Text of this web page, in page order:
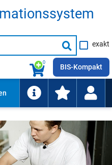
Suche
starten
exakt
0
BIS-Kompakt